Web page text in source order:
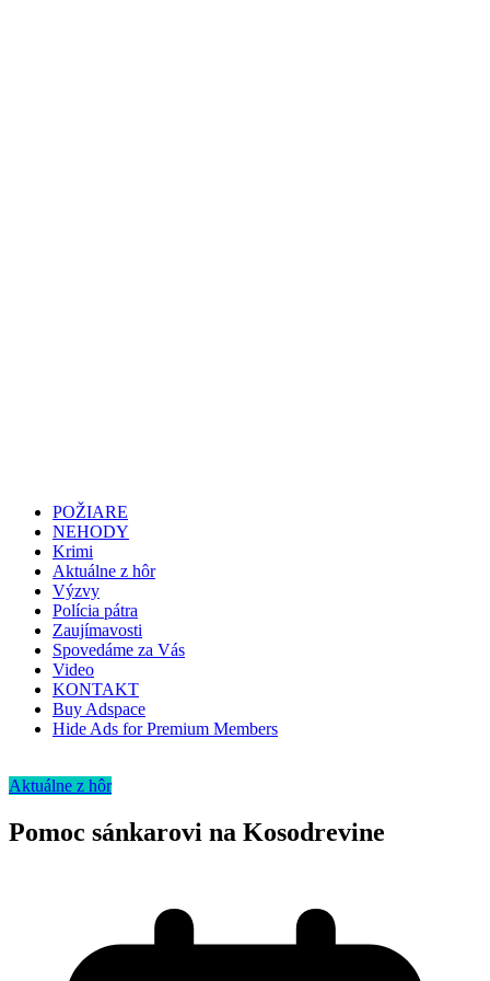
POŽIARE
NEHODY
Krimi
Aktuálne z hôr
Výzvy
Polícia pátra
Zaujímavosti
Spovedáme za Vás
Video
KONTAKT
Buy Adspace
Hide Ads for Premium Members
Aktuálne z hôr
Pomoc sánkarovi na Kosodrevine